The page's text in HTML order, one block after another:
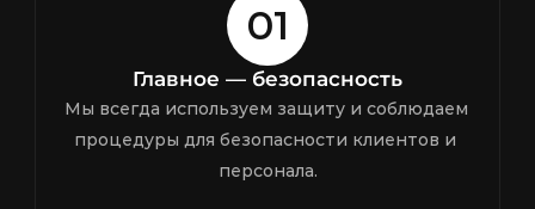
01
Главное — безопасность
Мы всегда используем защиту и соблюдаем
процедуры для безопасности клиентов и
персонала.